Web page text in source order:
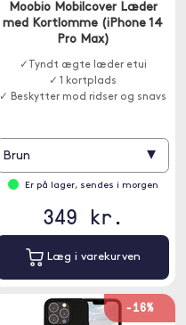
Moobio Mobilcover Læder
med Kortlomme (iPhone 14
Pro Max)
✓Tyndt ægte læder etui
✓ 1 kortplads
✓ Beskytter mod ridser og snavs
Brun ▾
Er på lager, sendes i morgen
349 kr.
Læg i varekurven
-16%